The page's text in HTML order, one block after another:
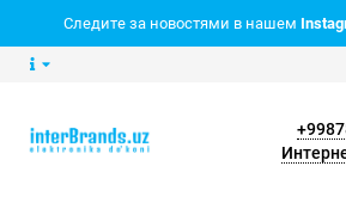
Следите за новостями в нашем